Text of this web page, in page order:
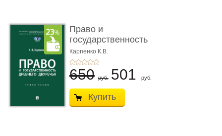
Право и
государственность
Древнего Двуречья. �
...
Карпенко К.В.
650 руб. 501 руб.
Купить